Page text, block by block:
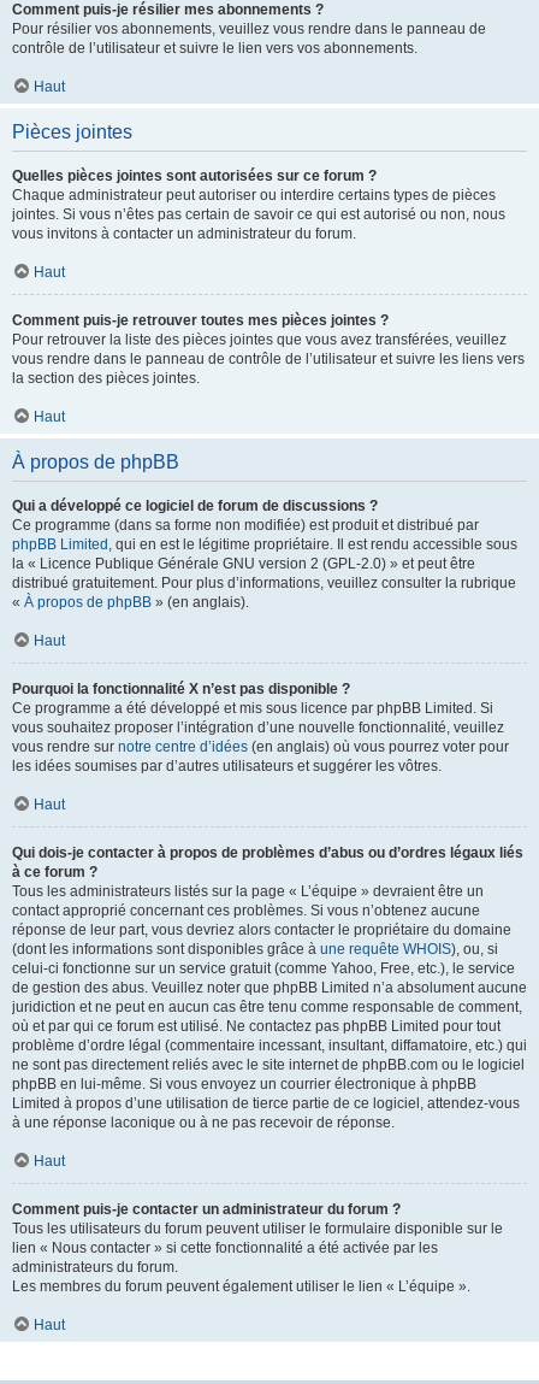
Comment puis-je résilier mes abonnements ?
Pour résilier vos abonnements, veuillez vous rendre dans le panneau de
contrôle de l’utilisateur et suivre le lien vers vos abonnements.
Haut
Pièces jointes
Quelles pièces jointes sont autorisées sur ce forum ?
Chaque administrateur peut autoriser ou interdire certains types de pièces
jointes. Si vous n’êtes pas certain de savoir ce qui est autorisé ou non, nous
vous invitons à contacter un administrateur du forum.
Haut
Comment puis-je retrouver toutes mes pièces jointes ?
Pour retrouver la liste des pièces jointes que vous avez transférées, veuillez
vous rendre dans le panneau de contrôle de l’utilisateur et suivre les liens vers
la section des pièces jointes.
Haut
À propos de phpBB
Qui a développé ce logiciel de forum de discussions ?
Ce programme (dans sa forme non modifiée) est produit et distribué par
phpBB Limited , qui en est le légitime propriétaire. Il est rendu accessible sous
la « Licence Publique Générale GNU version 2 (GPL-2.0) » et peut être
distribué gratuitement. Pour plus d’informations, veuillez consulter la rubrique
« À propos de phpBB » (en anglais).
Haut
Pourquoi la fonctionnalité X n’est pas disponible ?
Ce programme a été développé et mis sous licence par phpBB Limited. Si
vous souhaitez proposer l’intégration d’une nouvelle fonctionnalité, veuillez
vous rendre sur notre centre d’idées (en anglais) où vous pourrez voter pour
les idées soumises par d’autres utilisateurs et suggérer les vôtres.
Haut
Qui dois-je contacter à propos de problèmes d’abus ou d’ordres légaux liés
à ce forum ?
Tous les administrateurs listés sur la page « L’équipe » devraient être un
contact approprié concernant ces problèmes. Si vous n’obtenez aucune
réponse de leur part, vous devriez alors contacter le propriétaire du domaine
(dont les informations sont disponibles grâce à une requête WHOIS), ou, si
celui-ci fonctionne sur un service gratuit (comme Yahoo, Free, etc.), le service
de gestion des abus. Veuillez noter que phpBB Limited n’a absolument aucune
juridiction et ne peut en aucun cas être tenu comme responsable de comment,
où et par qui ce forum est utilisé. Ne contactez pas phpBB Limited pour tout
problème d’ordre légal (commentaire incessant, insultant, diffamatoire, etc.) qui
ne sont pas directement reliés avec le site internet de phpBB.com ou le logiciel
phpBB en lui-même. Si vous envoyez un courrier électronique à phpBB
Limited à propos d’une utilisation de tierce partie de ce logiciel, attendez-vous
à une réponse laconique ou à ne pas recevoir de réponse.
Haut
Comment puis-je contacter un administrateur du forum ?
Tous les utilisateurs du forum peuvent utiliser le formulaire disponible sur le
lien « Nous contacter » si cette fonctionnalité a été activée par les
administrateurs du forum.
Les membres du forum peuvent également utiliser le lien « L’équipe ».
Haut